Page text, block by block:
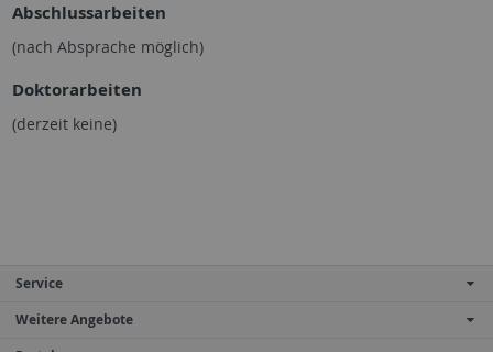
Abschlussarbeiten
(nach Absprache möglich)
Doktorarbeiten
(derzeit keine)
Service
Weitere Angebote